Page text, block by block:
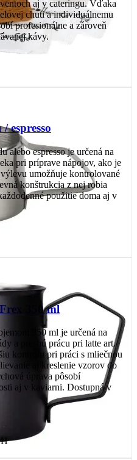
aj v cateringu. Vďaka
chuti a individuálnemu
profesionálne a zároveň
kávy.
espresso
alebo espresso je určená na
pri príprave nápojov, ako je
umožňuje kontrolované
konštrukcia z nej robia
použitie doma aj v
350 ml
350 ml je určená na
a presnú prácu pri latte art.
kontrolu pri práci s mliečnou
aj kreslenie vzorov do
úprava pôsobí
aj v kaviarni. Dostupná v